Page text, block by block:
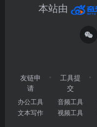
本站由
友链申
请
办公工具
文本写作
工具提
交
音频工具
视频工具